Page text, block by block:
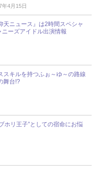
年4月15日
天ニュース』は2時間スペシャ
ーズアイドル出演情報
スキルを持つふぉ～ゆ～の路線
舞台!?
ホリ王子”としての宿命にお悩